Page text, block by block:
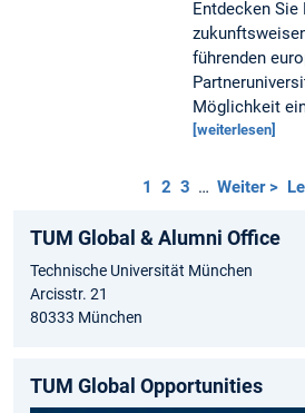
Entdecken Sie
führenden
Möglichkeit
[weiterlesen]
1 2 3 … Weiter >
TUM Global & Alumni Office
Technische Universität München
Arcisstr. 21
80333 München
TUM Global Opportunities